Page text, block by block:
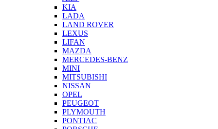
KIA
LADA
LAND ROVER
LEXUS
LIFAN
MAZDA
MERCEDES-BENZ
MINI
MITSUBISHI
NISSAN
OPEL
PEUGEOT
PLYMOUTH
PONTIAC